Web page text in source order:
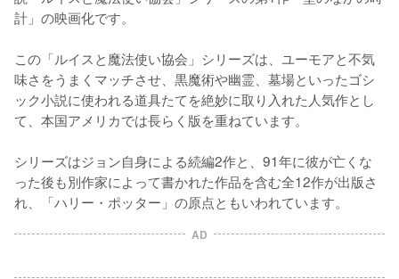
計」の映画化です。
この「ルイスと魔法使い協会」シリーズは、ユーモアと不気
味さをうまくマッチさせ、黒魔術や幽霊、墓場といったゴシ
ック小説に使われる道具たてを絶妙に取り入れた人気作とし
て、本国アメリカでは長らく版を重ねています。
シリーズはジョン自身による続編2作と、91年に彼が亡くな
った後も別作家によって書かれた作品を含む全12作が出版さ
れ、「ハリー・ポッター」の原点ともいわれています。
AD